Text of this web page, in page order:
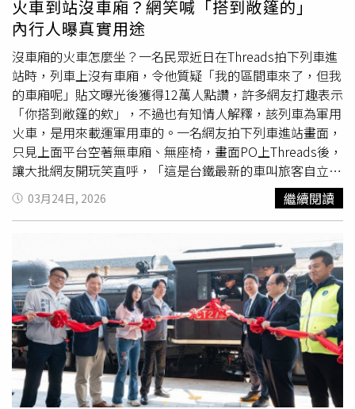
火車到站沒車廂？網笑喊「搭到敞篷的」
內行人曝真實用途
沒車廂的火車怎麼坐？一名民眾近日在Threads拍下列車進
站時，列車上沒有車廂，令他質疑「我的區間車來了，但我
的車廂呢」貼文曝光後獲得12萬人點讚，許多網友打趣表示
「你搭到敞篷的欸」，不過也有知情人解釋，該列車為軍用
火車，是用來載運軍用車的。一名網友拍下列車進站畫面，
只見上面平台空著無車廂、無座椅，畫面PO上Threads後，
讓大批網友開玩笑直呼，「這是台鐵最新的車叫旅客自立自
強號」、「買自由座沒想到那麼自由」、「有點想跳上去是
正常的嗎」、「你搭到敞篷的欸，超幸運」、「環保政策，
請自備車廂座位」、「這平車啦」、「這是台鐵聯名跑步
機，還不快上」、「車廂誤點了，你再等一下」。有知情人
士解釋該列車的用途，「實際上它的用途是載軍用車的，如
果沒有載軍用車那就是空平」，令不少網友直呼「長知識
了」。此外，臉書粉專「fun臺鐵」也曾說明「軍用火車」
是常用來運輸軍用設備的貨列火車，通常為平車，上面會裝
載卡車、裝甲車、坦克以及各式軍用車輛，並在輪胎上用繩
索、木頭或綑綁器固定避免晃動，「許多當兵人戲稱為『綁
鐵皮』，這些貨列火車對許多軍事迷來說，也是非常難得的
景象喔。」
03月24日, 2026 繼續閱讀